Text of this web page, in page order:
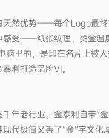
天然优势——每个Logo最
感受——纸张纹理、烫金温
脑里的，是印在名片上被人
利打造品牌VI。
千年老行业。金泰利自带
代极简又丢了"金"字文化